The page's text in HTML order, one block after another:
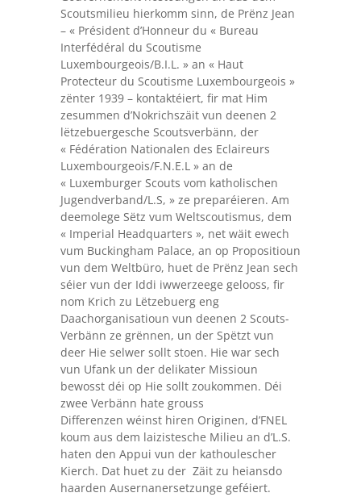
Scoutsmilieu hierkomm sinn, de Prënz Jean
– « Président d’Honneur du « Bureau
Interfédéral du Scoutisme
Luxembourgeois/B.I.L. » an « Haut
Protecteur du Scoutisme Luxembourgeois »
zënter 1939 – kontaktéiert, fir mat Him
zesummen d’Nokrichszäit vun deenen 2
lëtzebuergesche Scoutsverbänn, der
« Fédération Nationalen des Eclaireurs
Luxembourgeois/F.N.E.L » an de
« Luxemburger Scouts vom katholischen
Jugendverband/L.S, » ze preparéieren. Am
deemolege Sëtz vum Weltscoutismus, dem
« Imperial Headquarters », net wäit ewech
vum Buckingham Palace, an op Propositioun
vun dem Weltbüro, huet de Prënz Jean sech
séier vun der Iddi iwwerzeege gelooss, fir
nom Krich zu Lëtzebuerg eng
Daachorganisatioun vun deenen 2 Scouts-
Verbänn ze grënnen, un der Spëtzt vun
deer Hie selwer sollt stoen. Hie war sech
vun Ufank un der delikater Missioun
bewosst déi op Hie sollt zoukommen. Déi
zwee Verbänn hate grouss
Differenzen wéinst hiren Originen, d’FNEL
koum aus dem laizistesche Milieu an d’L.S.
haten den Appui vun der kathoulescher
Kierch. Dat huet zu der Zäit zu heiansdo
haarden Ausernanersetzunge geféiert.